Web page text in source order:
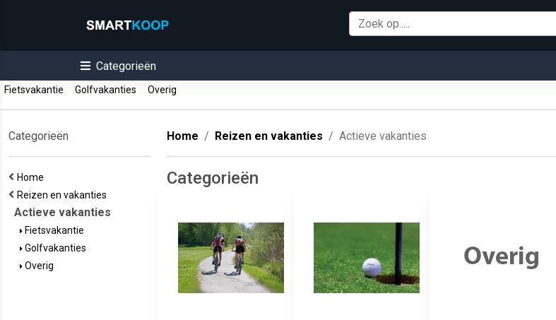
Categorieën
Fietsvakantie Golfvakanties Overig
Categorieën
Home
Reizen en vakanties
Actieve vakanties
Fietsvakantie
Golfvakanties
Overig
Home Reizen en vakanties Actieve vakanties
Categorieën